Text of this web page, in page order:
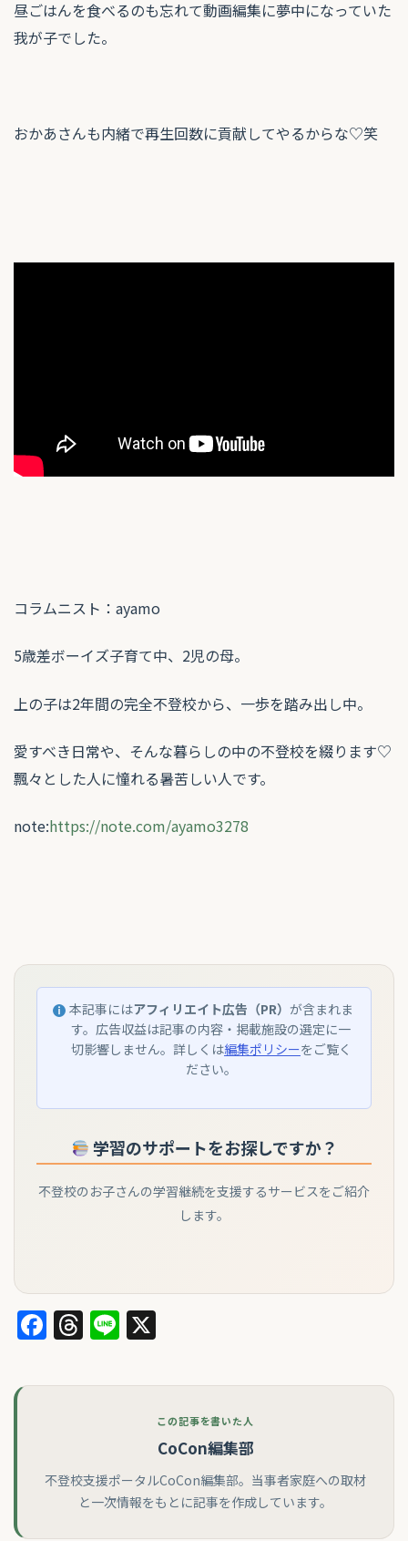
昼ごはんを食べるのも忘れて動画編集に夢中になっていた
我が子でした。
おかあさんも内緒で再生回数に貢献してやるからな♡笑
コラムニスト：ayamo
5歳差ボーイズ子育て中、2児の母。
上の子は2年間の完全不登校から、一歩を踏み出し中。
愛すべき日常や、そんな暮らしの中の不登校を綴ります♡
飄々とした人に憧れる暑苦しい人です。
note:https://note.com/ayamo3278
本記事にはアフィリエイト広告（PR） が含まれま
す。広告収益は記事の内容・掲載施設の選定に一
切影響しません。詳しくは編集ポリシーをご覧く
ださい。
学習のサポートをお探しですか？
不登校のお子さんの学習継続を支援するサービスをご紹介
します。
Facebook
Threads
Line
この記事を書いた人
CoCon編集部
不登校支援ポータルCoCon編集部。当事者家庭への取材
と一次情報をもとに記事を作成しています。